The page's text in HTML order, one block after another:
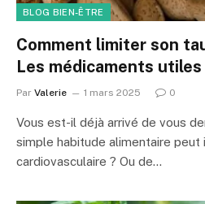
BLOG BIEN-ÊTRE
Comment limiter son
Les médicaments utiles
Par Valerie 1 mars 2025 0
Vous est-il déjà arrivé de vous
simple habitude alimentaire
cardiovasculaire ? Ou de…